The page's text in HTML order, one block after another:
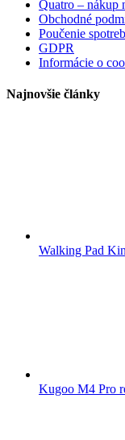
Quatro – nákup
Obchodné
Poučenie
GDPR
Informácie o
Najnovšie články
Walking Pad
Kugoo M4 Pro